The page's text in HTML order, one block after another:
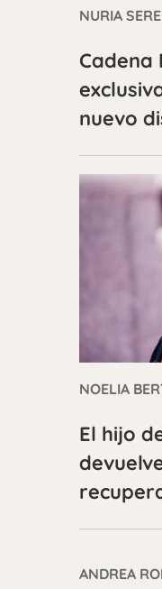
NURIA
Cadena
nuevo
NOELIA
El hijo
ANDREA